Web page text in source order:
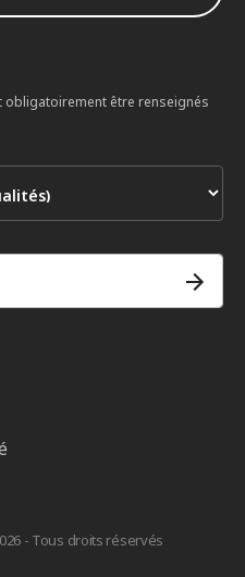
être renseignés
- Tous droits réservés